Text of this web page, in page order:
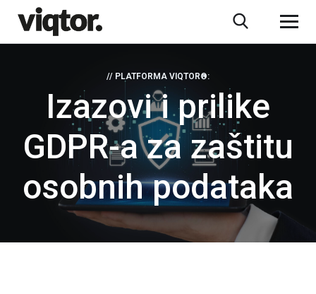
// PLATFORMA VIQTOR®:
Izazovi i prilike
GDPR-a za zaštitu
osobnih podataka